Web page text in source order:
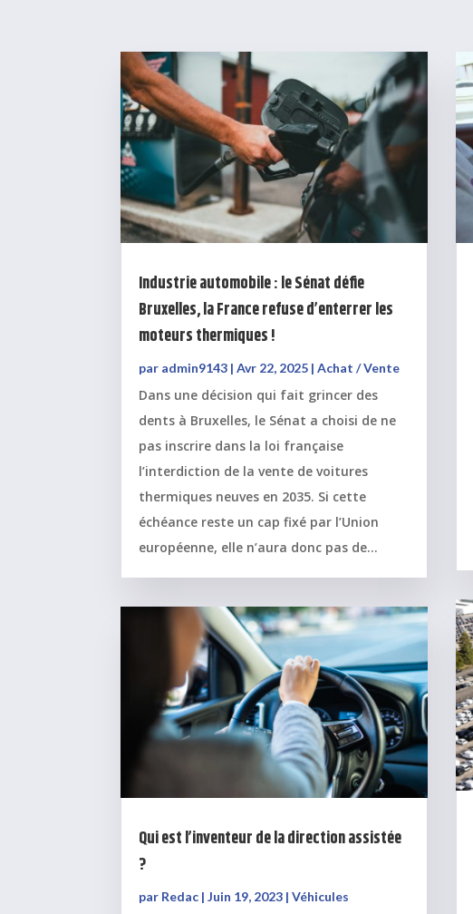
Industrie automobile : le Sénat défie
Bruxelles, la France refuse d’enterrer les
moteurs thermiques !
par admin9143 |Avr 22, 2025 |Achat / Vente
Dans une décision qui fait grincer des
dents à Bruxelles, le Sénat a choisi de ne
pas inscrire dans la loi française
l’interdiction de la vente de voitures
thermiques neuves en 2035. Si cette
échéance reste un cap fixé par l’Union
européenne, elle n’aura donc pas de...
Qui est l’inventeur de la direction assistée
?
par Redac |Juin 19, 2023 |Véhicules